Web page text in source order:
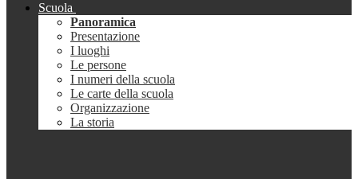
Scuola
Panoramica
Presentazione
I luoghi
Le persone
I numeri della scuola
Le carte della scuola
Organizzazione
La storia